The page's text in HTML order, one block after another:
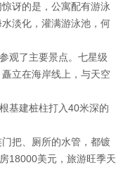
讶的是，公寓配有游泳
淡化，灌满游泳池，何
观了主要景点。七星级
立在海岸线上，与天空
建桩柱打入40米深的
把、厕所的水管，都镀
18000美元，旅游旺季天